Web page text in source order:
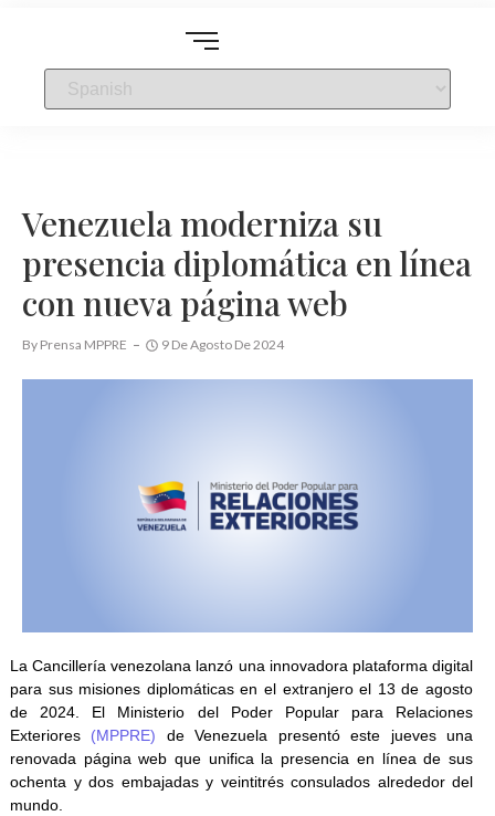
Venezuela moderniza su
presencia diplomática en línea
con nueva página web
By Prensa MPPRE 9 De Agosto De 2024
La Cancillería venezolana lanzó una innovadora plataforma digital
para sus misiones diplomáticas en el extranjero el 13 de agosto
de 2024. El Ministerio del Poder Popular para Relaciones
Exteriores (MPPRE) de Venezuela presentó este jueves una
renovada página web que unifica la presencia en línea de sus
ochenta y dos embajadas y veintitrés consulados alrededor del
mundo.